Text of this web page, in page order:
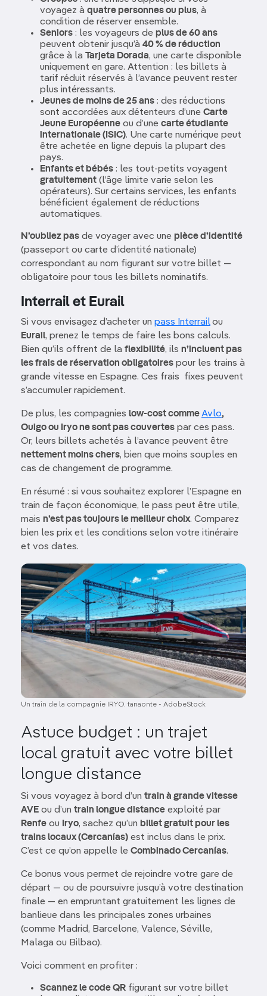
voyagez à quatre personnes ou plus, à
condition de réserver ensemble.
Seniors : les voyageurs de plus de 60 ans
peuvent obtenir jusqu’à 40 % de réduction
grâce à la Tarjeta Dorada, une carte disponible
uniquement en gare. Attention : les billets à
tarif réduit réservés à l’avance peuvent rester
plus intéressants.
Jeunes de moins de 25 ans : des réductions
sont accordées aux détenteurs d’une Carte
Jeune Européenne ou d’une carte étudiante
internationale (ISIC). Une carte numérique peut
être achetée en ligne depuis la plupart des
pays.
Enfants et bébés : les tout-petits voyagent
gratuitement (l’âge limite varie selon les
opérateurs). Sur certains services, les enfants
bénéficient également de réductions
automatiques.
N’oubliez pas de voyager avec une pièce d’identité
(passeport ou carte d’identité nationale)
correspondant au nom figurant sur votre billet —
obligatoire pour tous les billets nominatifs.
Interrail et Eurail
Si vous envisagez d’acheter un pass Interrailou
Eurail, prenez le temps de faire les bons calculs.
Bien qu’ils offrent de la flexibilité, ils n’incluent pas
les frais de réservation obligatoires pour les trains à
grande vitesse en Espagne. Ces frais fixes peuvent
s’accumuler rapidement.
De plus, les compagnies low-cost commeAvlo,
Ouigo ou Iryo ne sont pas couvertes par ces pass.
Or, leurs billets achetés à l’avance peuvent être
nettement moins chers, bien que moins souples en
cas de changement de programme.
En résumé : si vous souhaitez explorer l’Espagne en
train de façon économique, le pass peut être utile,
mais n’est pas toujours le meilleur choix. Comparez
bien les prix et les conditions selon votre itinéraire
et vos dates.
Image
Un train de la compagnie IRYO. tanaonte - AdobeStock
Astuce budget : un trajet
local gratuit avec votre billet
longue distance
Si vous voyagez à bord d’un train à grande vitesse
AVE ou d’un train longue distance exploité par
Renfe ou Iryo, sachez qu’un billet gratuit pour les
trains locaux (Cercanías) est inclus dans le prix.
C’est ce qu’on appelle le Combinado Cercanías.
Ce bonus vous permet de rejoindre votre gare de
départ — ou de poursuivre jusqu’à votre destination
finale — en empruntant gratuitement les lignes de
banlieue dans les principales zones urbaines
(comme Madrid, Barcelone, Valence, Séville,
Malaga ou Bilbao).
Voici comment en profiter :
Scannez le code QR figurant sur votre billet